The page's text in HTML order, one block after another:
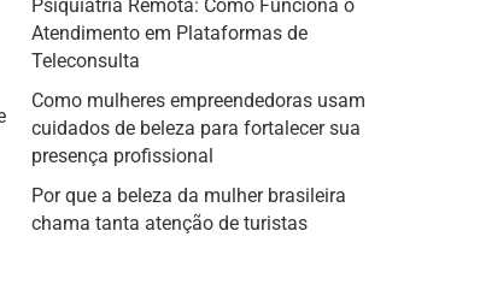
Psiquiatria Remota: Como Funciona o
Atendimento em Plataformas de
Teleconsulta
Como mulheres empreendedoras usam
cuidados de beleza para fortalecer sua
presença profissional
Por que a beleza da mulher brasileira
chama tanta atenção de turistas